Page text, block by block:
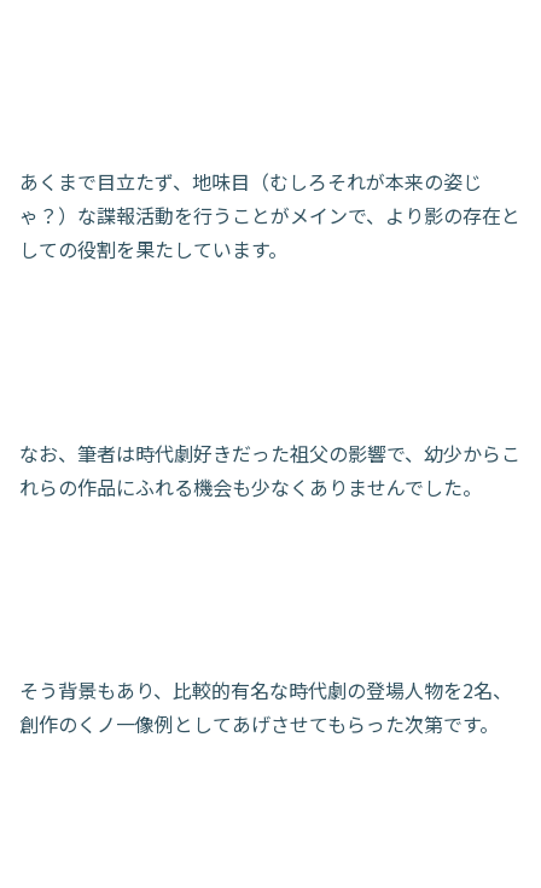
あくまで目立たず、地味目（むしろそれが本来の姿じ
ゃ？）な諜報活動を行うことがメインで、より影の存在と
しての役割を果たしています。
なお、筆者は時代劇好きだった祖父の影響で、幼少からこ
れらの作品にふれる機会も少なくありませんでした。
そう背景もあり、比較的有名な時代劇の登場人物を2名、
創作のくノ一像例としてあげさせてもらった次第です。